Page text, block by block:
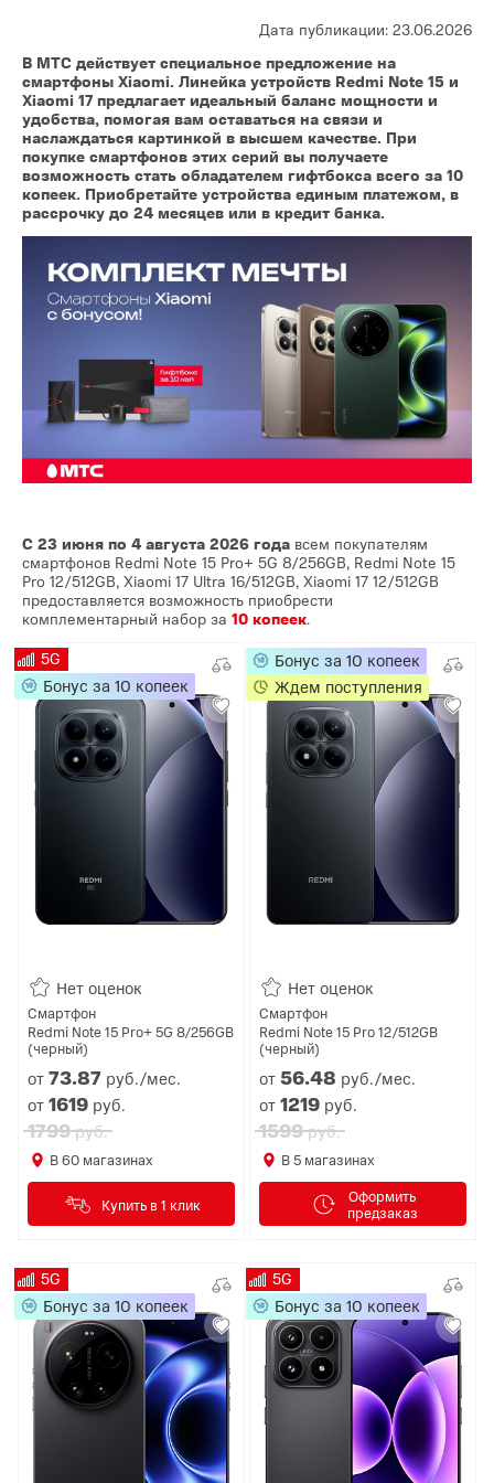
Дата публикации: 23.06.2026
В МТС действует специальное предложение на
смартфоны Xiaomi. Линейка устройств Redmi Note 15 и
Xiaomi 17 предлагает идеальный баланс мощности и
удобства, помогая вам оставаться на связи и
наслаждаться картинкой в высшем качестве. При
покупке смартфонов этих серий вы получаете
возможность стать обладателем гифтбокса всего за 10
копеек. Приобретайте устройства единым платежом, в
рассрочку до 24 месяцев или в кредит банка.
С 23 июня по 4 августа 2026 года всем покупателям
смартфонов Redmi Note 15 Pro+ 5G 8/256GB, Redmi Note 15
Pro 12/512GB, Xiaomi 17 Ultra 16/512GB, Xiaomi 17 12/512GB
предоставляется возможность приобрести
комплементарный набор за 10 копеек.
Нет оценок
Смартфон
Redmi Note 15 Pro+ 5G 8/256GB
(черный)
от73.87 руб./мес.
от1619 руб.
1799руб.
В60 магазинах
Купить в 1 клик
5G
Бонус за 10 копеек
Нет оценок
Смартфон
Redmi Note 15 Pro 12/512GB
(черный)
от56.48 руб./мес.
от1219 руб.
1599руб.
В5 магазинах
Оформить
предзаказ
Бонус за 10 копеек
Ждем поступления
5G
Бонус за 10 копеек
5G
Бонус за 10 копеек